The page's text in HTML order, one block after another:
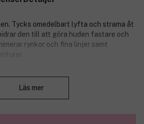
Tycks omedelbart lyfta och strama åt
den till att göra huden fastare och
rynkor och fina linjer samt
- förbättrar hudens
Läs mer